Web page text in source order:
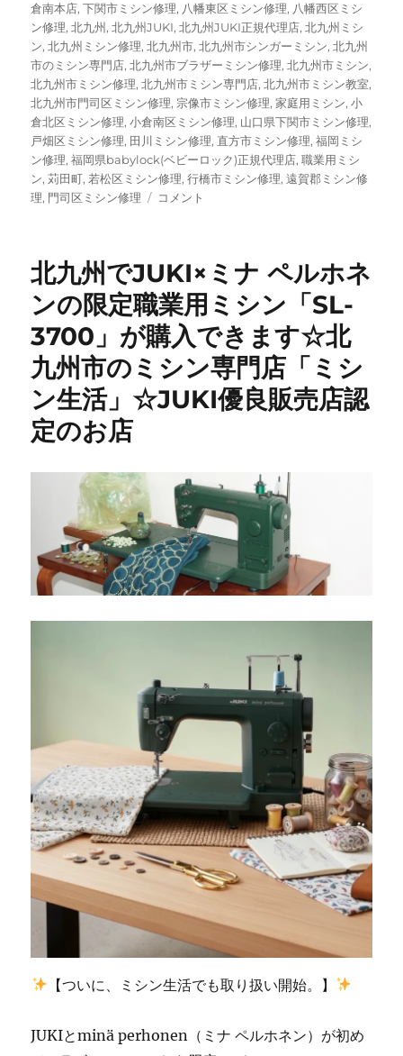
倉南本店,下関市ミシン修理, 八幡東区ミシン修理, 八幡西区ミシ
ン修理,北九州,北九州JUKI,北九州JUKI正規代理店,北九州ミシ
ン,北九州ミシン修理,北九州市,北九州市シンガーミシン,北九州
市のミシン専門店,北九州市ブラザーミシン修理,北九州市ミシン,
北九州市ミシン修理,北九州市ミシン専門店,北九州市ミシン教室,
北九州市門司区ミシン修理,宗像市ミシン修理,家庭用ミシン,小
倉北区ミシン修理,小倉南区ミシン修理, 山口県下関市ミシン修理,
戸畑区ミシン修理, 田川ミシン修理, 直方市ミシン修理,福岡ミシ
ン修理,福岡県babylock(ベビーロック)正規代理店,職業用ミシ
ン,苅田町,若松区ミシン修理,行橋市ミシン修理,遠賀郡ミシン修
理, 門司区ミシン修理
【ジ
811
型
修
理】
昭
和
ト
メ
ン
テ
ナ
ン
郡
香
春
町
の
お
客
様
の
ご
北
市
ミ
コメント
北九州でJUKI×ミナ ペルホネ
ンの限定職業用ミシン「SL-
3700」が購入できます☆北
九州市のミシン専門店「ミシ
ン生活」☆JUKI優良販売店認
定のお店
【ついに、ミシン生活でも取り扱い開始。】
JUKIとminä perhonen（ミナ ペルホネン）が初め